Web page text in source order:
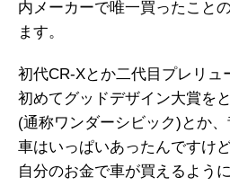
内メーカーで唯一買ったこと
ます。
初代CR-Xとか二代目プレリュ
初めてグッドデザイン大賞を
(通称ワンダーシビック)とか
車はいっぱいあったんですけど
自分のお金で車が買えるよう